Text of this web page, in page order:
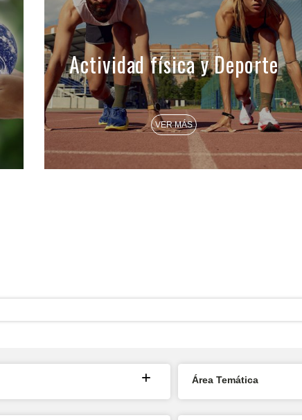
Actividad física y Deporte
VER MÁS
Área Temática